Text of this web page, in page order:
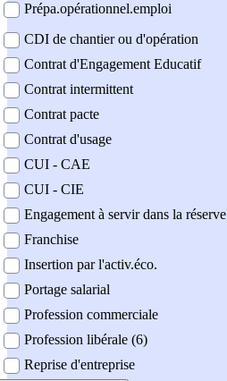
Prépa.opérationnel.emploi
CDI de chantier ou d'opération
Contrat d'Engagement Educatif
Contrat intermittent
Contrat pacte
Contrat d'usage
CUI - CAE
CUI - CIE
Engagement à servir dans la réserve
Franchise
Insertion par l'activ.éco.
Portage salarial
Profession commerciale
Profession libérale (6)
Reprise d'entreprise